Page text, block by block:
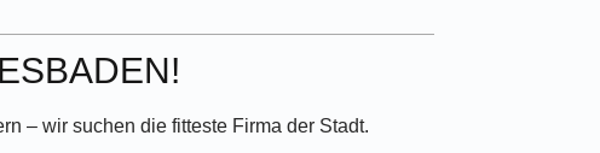
– wir suchen die fitteste Firma der Stadt.